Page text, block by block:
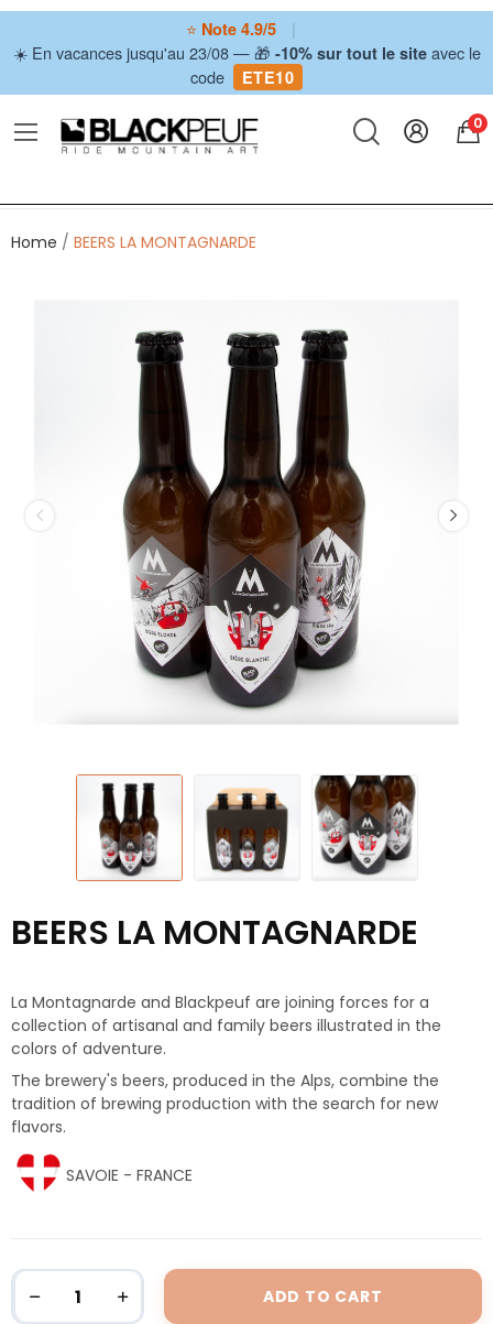
⭐ Note 4.9/5
|
☀️ En vacances jusqu'au 23/08 — 🎁 -10% sur tout le siteavec le
code
ETE10
0
Home BEERS LA MONTAGNARDE
BEERS LA MONTAGNARDE
La Montagnarde and Blackpeuf are joining forces for a
collection of artisanal and family beers illustrated in the
colors of adventure.
The brewery's beers, produced in the Alps, combine the
tradition of brewing production with the search for new
flavors.
SAVOIE - FRANCE
ADD TO CART